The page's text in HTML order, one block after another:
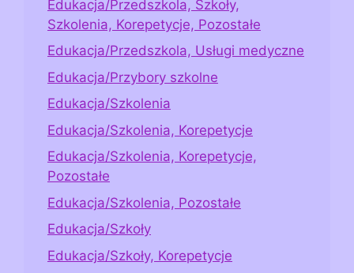
Edukacja/Przedszkola, Szkoły,
Szkolenia, Korepetycje, Pozostałe
Edukacja/Przedszkola, Usługi medyczne
Edukacja/Przybory szkolne
Edukacja/Szkolenia
Edukacja/Szkolenia, Korepetycje
Edukacja/Szkolenia, Korepetycje,
Pozostałe
Edukacja/Szkolenia, Pozostałe
Edukacja/Szkoły
Edukacja/Szkoły, Korepetycje